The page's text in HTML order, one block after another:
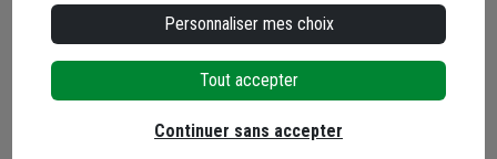
Personnaliser mes choix
Tout accepter
Continuer sans accepter